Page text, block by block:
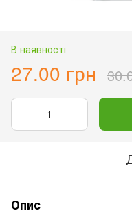
В наявності
27.00 грн
Опис